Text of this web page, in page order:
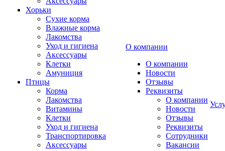
Хорьки
Сухие корма
Влажные корма
Лакомства
Уход и гигиена
Аксессуары
Клетки
Амуниция
Птицы
Корма
Лакомства
Витамины
Клетки
Уход и гигиена
Транспортировка
Аксессуары
О компании
О компании
Новости
Отзывы
Реквизиты
О компании
Новости
Отзывы
Реквизиты
Сотрудники
Вакансии